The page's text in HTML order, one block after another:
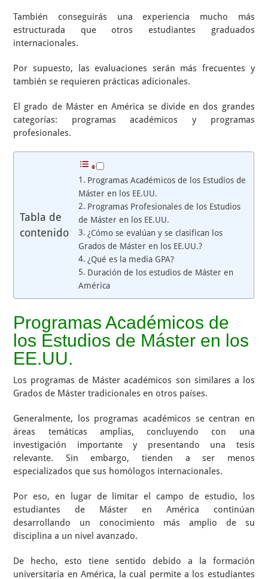
También conseguirás una experiencia mucho más
estructurada que otros estudiantes graduados
internacionales.
Por supuesto, las evaluaciones serán más frecuentes y
también se requieren prácticas adicionales.
El grado de Máster en América se divide en dos grandes
categorías: programas académicos y programas
profesionales.
Tabla de
contenido
Programas Académicos de los Estudios de
Máster en los EE.UU.
Programas Profesionales de los Estudios
de Máster en los EE.UU.
¿Cómo se evalúan y se clasifican los
Grados de Máster en los EE.UU.?
¿Qué es la media GPA?
Duración de los estudios de Máster en
América
Programas Académicos de
los Estudios de Máster en los
EE.UU.
Los programas de Máster académicos son similares a los
Grados de Máster tradicionales en otros países.
Generalmente, los programas académicos se centran en
áreas temáticas amplias, concluyendo con una
investigación importante y presentando una tesis
relevante. Sin embargo, tienden a ser menos
especializados que sus homólogos internacionales.
Por eso, en lugar de limitar el campo de estudio, los
estudiantes de Máster en América continúan
desarrollando un conocimiento más amplio de su
disciplina a un nivel avanzado.
De hecho, esto tiene sentido debido a la formación
universitaria en América, la cual permite a los estudiantes